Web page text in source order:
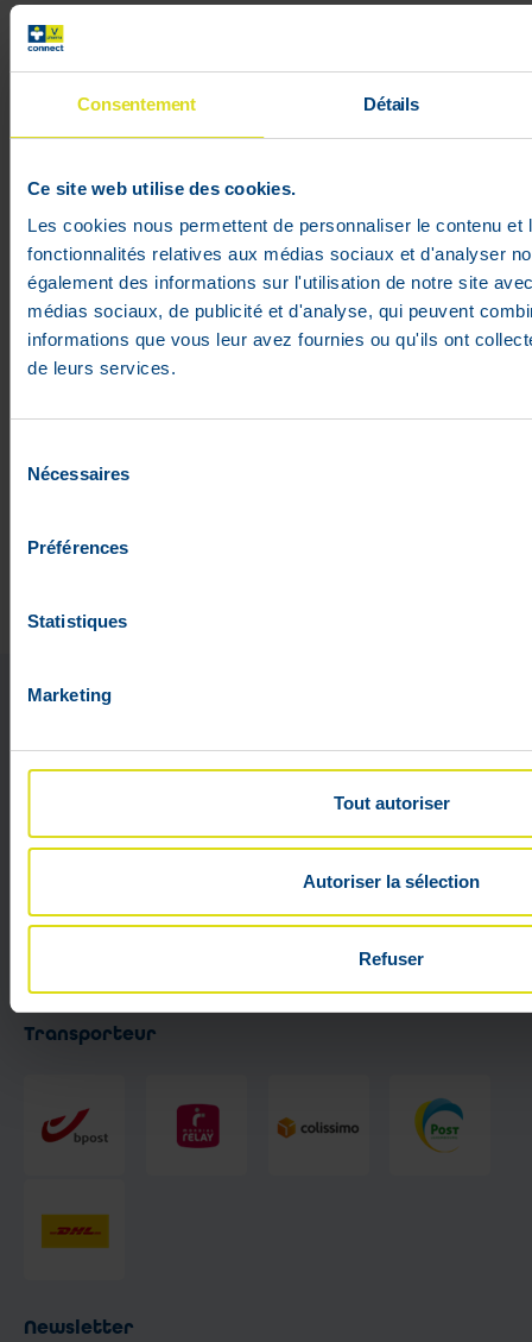
Consentement Détails
Ce site web utilise des cookies.
Les cookies nous permettent de personnaliser le contenu
fonctionnalités relatives aux médias sociaux et d'analyser
également des informations sur l'utilisation de notre site
médias sociaux, de publicité et d'analyse, qui peuvent
informations que vous leur avez fournies ou qu'ils ont
de leurs services.
Nécessaires
Préférences
Statistiques
Marketing
Tout autoriser
Autoriser la sélection
Refuser
Conditions générales
Paiements sécurisés
Litige
Parrainage
VPharma
V-Pharma
Pharmacien Florence Dehalu
4800 Verviers (Belgique)
de 9h à 13h et de 13h30 à 18h -
Méthode de paiement
Transporteur
Newsletter